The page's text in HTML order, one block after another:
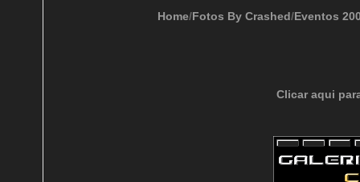
Home/Fotos By Crashed/Eventos
Clicar aqui